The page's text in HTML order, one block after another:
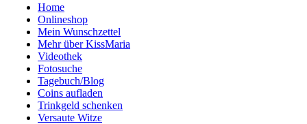
Home
Onlineshop
Mein Wunschzettel
Mehr über KissMaria
Videothek
Fotosuche
Tagebuch/Blog
Coins aufladen
Trinkgeld schenken
Versaute Witze